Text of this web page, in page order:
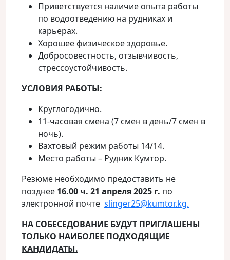
Приветствуется наличие опыта работы
по водоотведению на рудниках и
карьерах.
Хорошее физическое здоровье.
Добросовестность, отзывчивость,
стрессоустойчивость.
УСЛОВИЯ РАБОТЫ:
Круглогодично.
11-часовая смена (7 смен в день/7 смен в
ночь).
Вахтовый режим работы 14/14.
Место работы – Рудник Кумтор.
Резюме необходимо предоставить не
позднее 16.00 ч. 21 апреля 2025 г. по
электронной почте slinger25@kumtor.kg.
НА СОБЕСЕДОВАНИЕ БУДУТ ПРИГЛАШЕНЫ
ТОЛЬКО НАИБОЛЕЕ ПОДХОДЯЩИЕ
КАНДИДАТЫ.